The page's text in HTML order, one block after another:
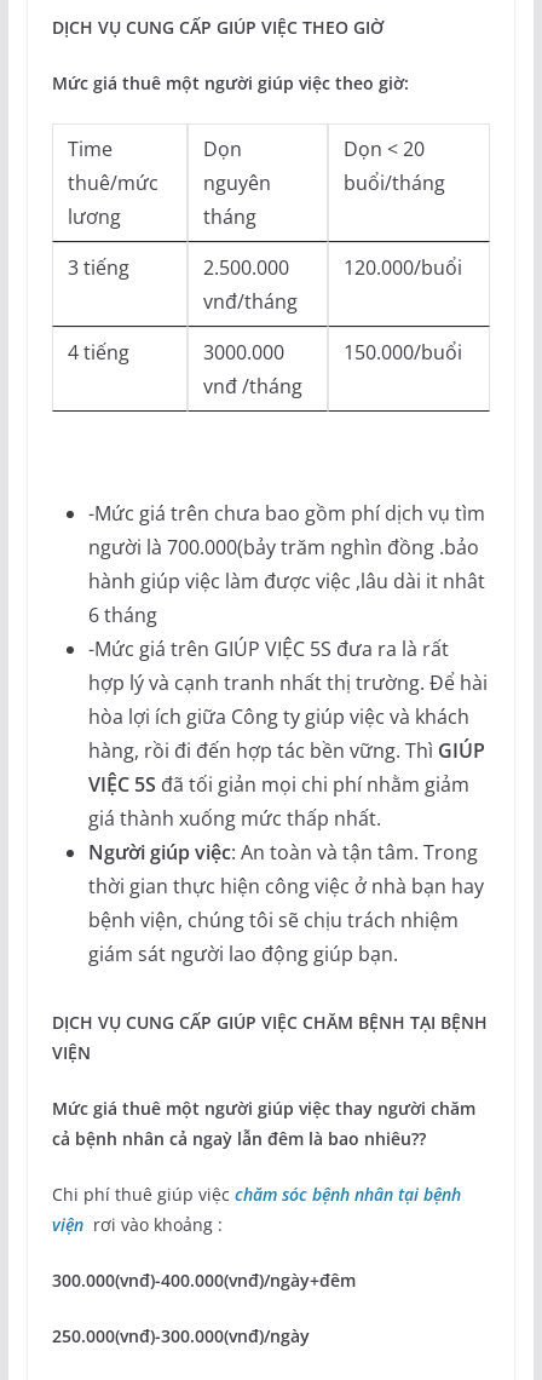
DỊCH VỤ CUNG CẤP GIÚP VIỆC THEO GIỜ
Mức giá thuê một người giúp việc theo giờ:
Time
thuê/mức
lương
Dọn
nguyên
tháng
Dọn < 20
buổi/tháng
3 tiếng
2.500.000
vnđ/tháng
120.000/buổi
4 tiếng
3000.000
vnđ /tháng
150.000/buổi
-Mức giá trên chưa bao gồm phí dịch vụ tìm
người là 700.000(bảy trăm nghìn đồng .bảo
hành giúp việc làm được việc ,lâu dài it nhât
6 tháng
-Mức giá trên GIÚP VIỆC 5S đưa ra là rất
hợp lý và cạnh tranh nhất thị trường. Để hài
hòa lợi ích giữa Công ty giúp việc và khách
hàng, rồi đi đến hợp tác bền vững. Thì GIÚP
VIỆC 5S đã tối giản mọi chi phí nhằm giảm
giá thành xuống mức thấp nhất.
Người giúp việc: An toàn và tận tâm. Trong
thời gian thực hiện công việc ở nhà bạn hay
bệnh viện, chúng tôi sẽ chịu trách nhiệm
giám sát người lao động giúp bạn.
DỊCH VỤ CUNG CẤP GIÚP VIỆC CHĂM BỆNH TẠI BỆNH
VIỆN
Mức giá thuê một người giúp việc thay người chăm
cả bệnh nhân cả ngaỳ lẫn đêm là bao nhiêu??
Chi phí thuê giúp việc chăm sóc bệnh nhân tại bệnh
việnrơi vào khoảng :
300.000(vnđ)-400.000(vnđ)/ngày+đêm
250.000(vnđ)-300.000(vnđ)/ngày